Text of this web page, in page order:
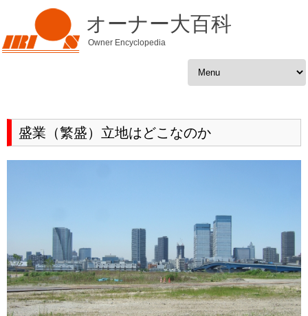
オーナー大百科
Owner Encyclopedia
Skip to content
盛業（繁盛）立地はどこなのか